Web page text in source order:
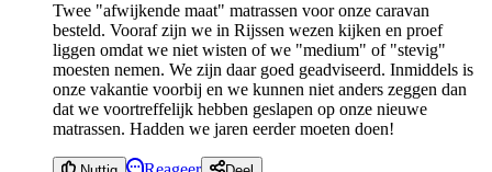
Twee "afwijkende maat" matrassen voor onze caravan
besteld. Vooraf zijn we in Rijssen wezen kijken en proef
liggen omdat we niet wisten of we "medium" of "stevig"
moesten nemen. We zijn daar goed geadviseerd. Inmiddels is
onze vakantie voorbij en we kunnen niet anders zeggen dan
dat we voortreffelijk hebben geslapen op onze nieuwe
matrassen. Hadden we jaren eerder moeten doen!